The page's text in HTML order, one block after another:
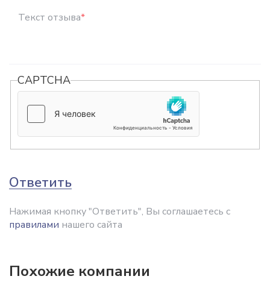
Текст отзыва*
CAPTCHA
Ответить
Нажимая кнопку "Ответить", Вы соглашаетесь с
правилами нашего сайта
Похожие компании